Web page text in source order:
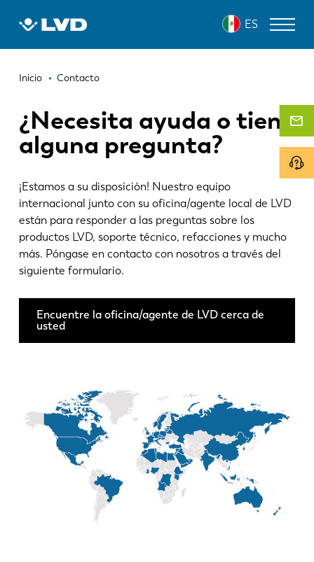
ES
Ruta
navegación
Inicio Contacto
¿Necesita ayuda o tiene
alguna pregunta?
¡Estamos a su disposición! Nuestro equipo
internacional junto con su oficina/agente local de LVD
están para responder a las preguntas sobre los
productos LVD, soporte técnico, refacciones y mucho
más. Póngase en contacto con nosotros a través del
siguiente formulario.
Encuentre la oficina/agente de LVD cerca de
usted
MÁQUINAS DE CORTE LÁSER
PANELADORAS
CIZALLAS
SOFTWARE
SERVICIO DE ATENCIÓN AL CLIENTE
Noticias
Centro de recursos
Industrias y soluciones
Vacantes